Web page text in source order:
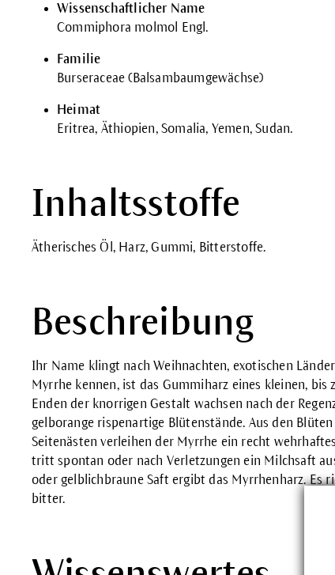
Wissenschaftlicher Name
Commiphora molmol Engl.
Familie
Burseraceae (Balsambaumgewächse)
Heimat
Eritrea, Äthiopien, Somalia, Yemen, Sudan.
Inhaltsstoffe
Ätherisches Öl, Harz, Gummi, Bitterstoffe.
Beschreibung
Ihr Name klingt nach Weihnachten, exotischen
Myrrhe kennen, ist das Gummiharz eines kleinen, bis
Enden der knorrigen Gestalt wachsen nach der
gelborange rispenartige Blütenstände. Aus den
Seitenästen verleihen der Myrrhe ein recht
tritt spontan oder nach Verletzungen ein Milchsaft
oder gelblichbraune Saft ergibt das Myrrhenharz. Es
bitter.